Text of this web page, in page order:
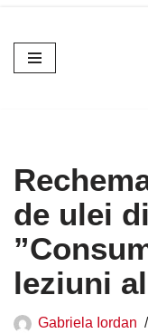
Sari
la
de ulei
leziuni
Gabriela Iordan